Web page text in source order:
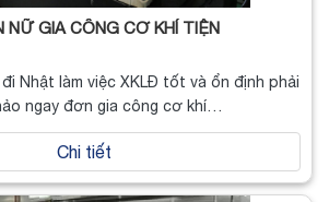
NỮ GIA CÔNG CƠ KHÍ TIỆN
Nhật làm việc XKLĐ tốt và ổn định phải
ngay đơn gia công cơ khí…
Chi tiết